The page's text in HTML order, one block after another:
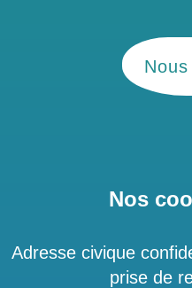
Nos
Adresse civique
prise de